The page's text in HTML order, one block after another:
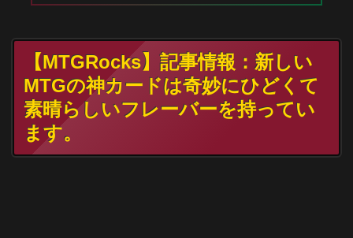
【MTGRocks】記事情報：新しい
MTGの神カードは奇妙にひどくて
素晴らしいフレーバーを持ってい
ます。